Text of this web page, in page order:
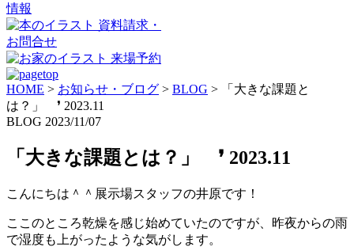
情報
資料請求・
お問合せ
来場予約
HOME > お知らせ・ブログ > BLOG >
「大きな課題と
は？」 ❜ 2023.11
BLOG 2023/11/07
「大きな課題とは？」 ❜ 2023.11
こんにちは＾＾展示場スタッフの井原です！
ここのところ乾燥を感じ始めていたのですが、昨夜からの雨
で湿度も上がったような気がします。